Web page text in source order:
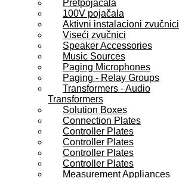
Pretpojačala
100V pojačala
Aktivni instalacioni zvučnici
Viseći zvučnici
Speaker Accessories
Music Sources
Paging Microphones
Paging - Relay Groups
Transformers - Audio
Transformers
Solution Boxes
Connection Plates
Controller Plates
Controller Plates
Controller Plates
Controller Plates
Measurement Appliances